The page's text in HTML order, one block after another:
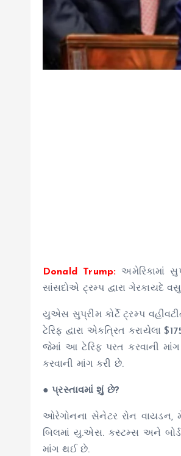
Donald Trump:
અમેરિકામાં
સાંસદોએ ટ્રમ્પ દ્વારા ગેરકાયદે
યુએસ સુપ્રીમ કોર્ટે ટ્રમ્પ
ટેરિફ દ્વારા એકત્રિત કરાયેલા
જેમાં આ ટેરિફ પરત કરવાની
કરવાની માંગ કરી છે.
●પ્રસ્તાવમાં શું છે?
ઓરેગોનના સેનેટર રોન
બિલમાં યુ.એસ. કસ્ટમ્સ અને
માંગ થઈ છે.